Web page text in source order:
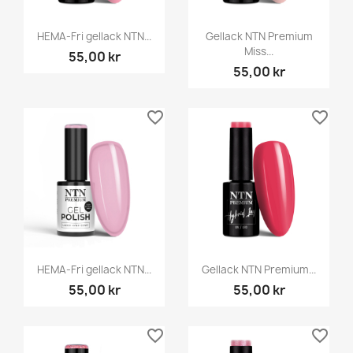
HEMA-Fri gellack NTN...
55,00 kr
Gellack NTN Premium
Miss...
55,00 kr
HEMA-Fri gellack NTN...
55,00 kr
favorite_border
Gellack NTN Premium...
55,00 kr
favorite_border
favorite_border favorite_border